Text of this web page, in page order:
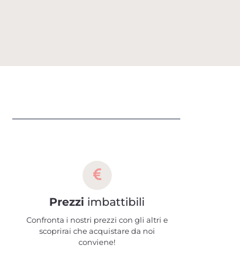
Prezzi imbattibili
Confronta i nostri prezzi con gli altri e
scoprirai che acquistare da noi
conviene!